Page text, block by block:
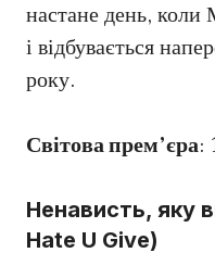
настане день, коли
і відбувається
року.
Світова прем’єра:
Ненависть, яку
Hate U Give)